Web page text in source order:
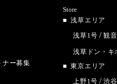
ナー募集
Store
浅草エリア
浅草1号
観
浅草ドン・キ
東京エリア
上野1号
渋